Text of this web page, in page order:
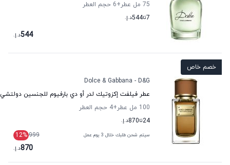
75 مل عطر +6
حجم العطر
7تا544د.إ.
544د.إ.
خصم خاص
Dolce & Gabbana - D&G
عطر فيلفت إكزوتيك لدر أو دي بارفيوم للجنسين دولتشي
100 مل عطر
+4
حجم العطر
24تا870د.إ.
سيتم شحن طلبك خلال 3 يوم عمل 999
12%
870د.إ.